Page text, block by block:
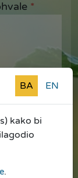
*
u
u svrhu
BA EN
kako bi
.